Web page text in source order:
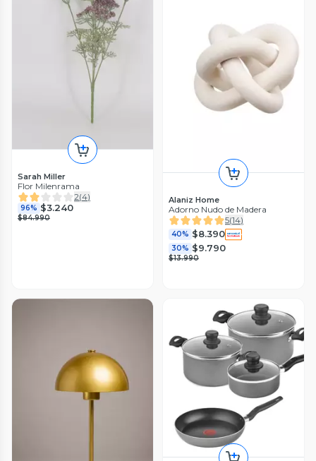
Sarah Miller
Flor Milenrama
2(4)
96% $3.240
$84.990
Alaniz Home
Adorno Nudo de Madera
5(14)
40% $8.390
30% $9.790
$13.990